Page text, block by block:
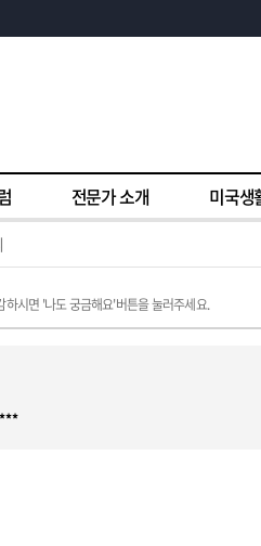
전문가 소개 미국생
하시면 '나도 궁금해요'버튼을 눌러주세요.